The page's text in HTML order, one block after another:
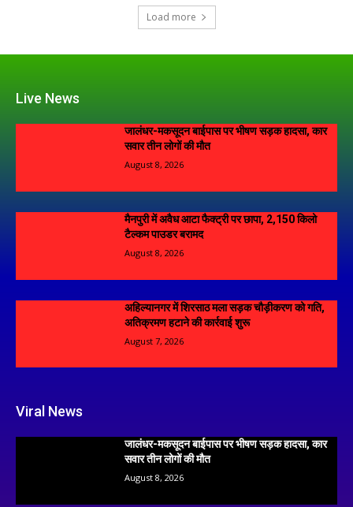
Load more
Live News
जालंधर-मकसूदन बाईपास पर भीषण सड़क हादसा, कार
सवार तीन लोगों की मौत
August 8, 2026
मैनपुरी में अवैध आटा फैक्ट्री पर छापा, 2,150 किलो
टैल्कम पाउडर बरामद
August 8, 2026
अहिल्यानगर में शिरसाठ मला सड़क चौड़ीकरण को गति,
अतिक्रमण हटाने की कार्रवाई शुरू
August 7, 2026
Viral News
जालंधर-मकसूदन बाईपास पर भीषण सड़क हादसा, कार
सवार तीन लोगों की मौत
August 8, 2026